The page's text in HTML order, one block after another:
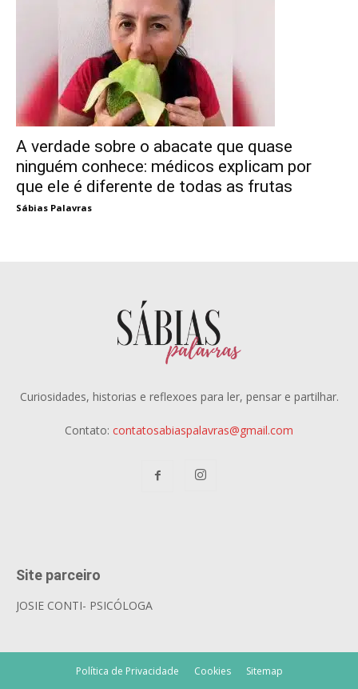
A verdade sobre o abacate que quase
ninguém conhece: médicos explicam por
que ele é diferente de todas as frutas
Sábias Palavras
Curiosidades, historias e reflexoes para ler, pensar e partilhar.
Contato: contatosabiaspalavras@gmail.com
Site parceiro
JOSIE CONTI- PSICÓLOGA
Política de Privacidade Cookies Sitemap